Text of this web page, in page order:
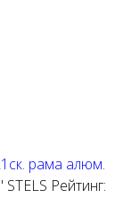
рама алюм.
STELS Рейтинг: